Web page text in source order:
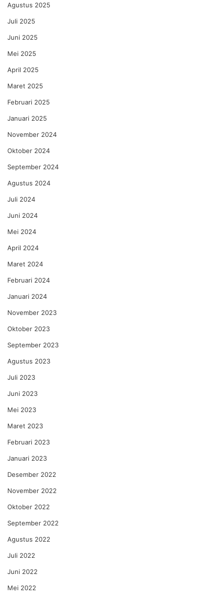
Agustus 2025
Juli 2025
Juni 2025
Mei 2025
April 2025
Maret 2025
Februari 2025
Januari 2025
November 2024
Oktober 2024
September 2024
Agustus 2024
Juli 2024
Juni 2024
Mei 2024
April 2024
Maret 2024
Februari 2024
Januari 2024
November 2023
Oktober 2023
September 2023
Agustus 2023
Juli 2023
Juni 2023
Mei 2023
Maret 2023
Februari 2023
Januari 2023
Desember 2022
November 2022
Oktober 2022
September 2022
Agustus 2022
Juli 2022
Juni 2022
Mei 2022